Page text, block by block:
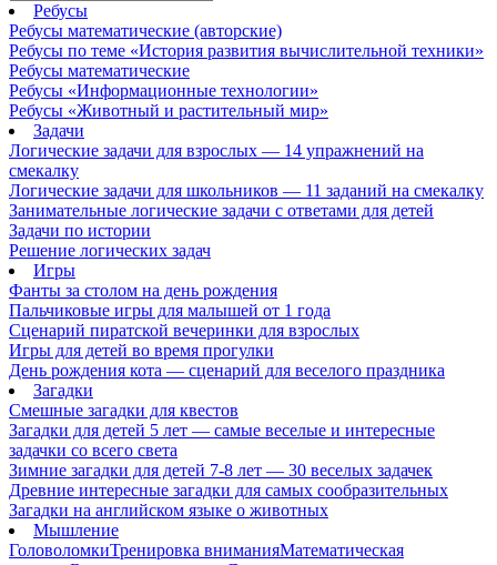
Ребусы
Ребусы математические (авторские)
Ребусы по теме «История развития вычислительной техники»
Ребусы математические
Ребусы «Информационные технологии»
Ребусы «Животный и растительный мир»
Задачи
Логические задачи для взрослых — 14 упражнений на
смекалку
Логические задачи для школьников — 11 заданий на смекалку
Занимательные логические задачи с ответами для детей
Задачи по истории
Решение логических задач
Игры
Фанты за столом на день рождения
Пальчиковые игры для малышей от 1 года
Сценарий пиратской вечеринки для взрослых
Игры для детей во время прогулки
День рождения кота — сценарий для веселого праздника
Загадки
Смешные загадки для квестов
Загадки для детей 5 лет — самые веселые и интересные
задачки со всего света
Зимние загадки для детей 7-8 лет — 30 веселых задачек
Древние интересные загадки для самых сообразительных
Загадки на английском языке о животных
Мышление
ГоловоломкиТренировка вниманияМатематическая